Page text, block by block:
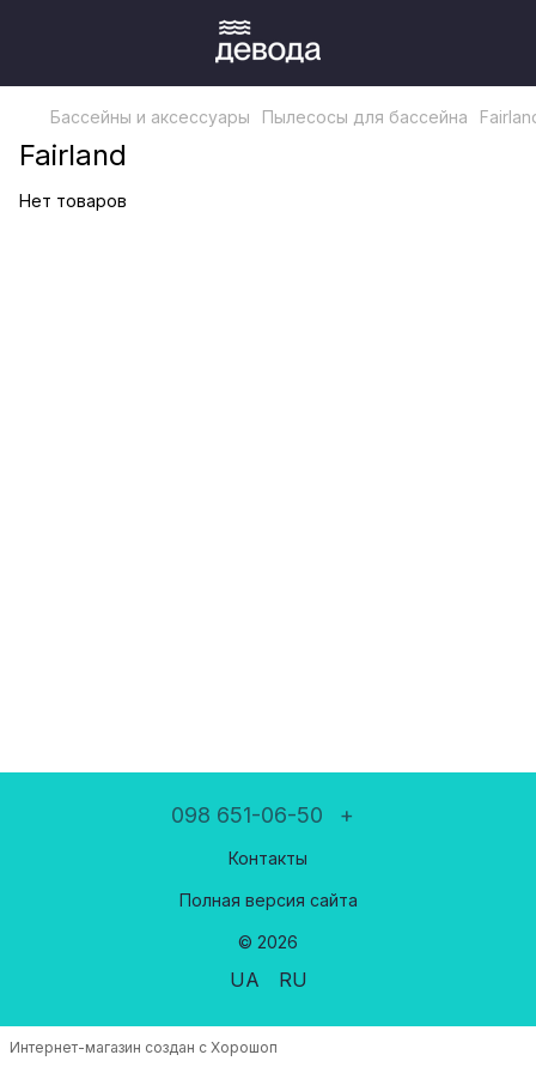
Бассейны и аксессуары Пылесосы для бассейна
Fairland
Нет товаров
098 651-06-50 +
Контакты
Полная версия сайта
© 2026
UA RU
Интернет-магазин создан с Хорошоп